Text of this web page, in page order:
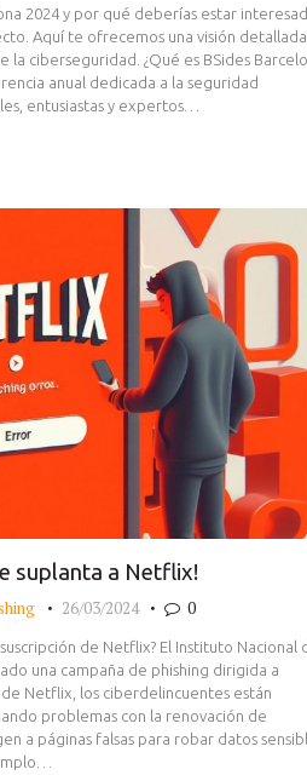
2024 y por qué deberías estar
Aquí te ofrecemos una visión
ciberseguridad. ¿Qué es BSides
anual dedicada a la seguridad
entusiastas y expertos…
suplanta a Netflix!
26/03/2024 0
de Netflix? El Instituto Nacional
una campaña de phishing dirigida a
Netflix, los ciberdelincuentes están
problemas con la renovación de
a páginas falsas para robar datos